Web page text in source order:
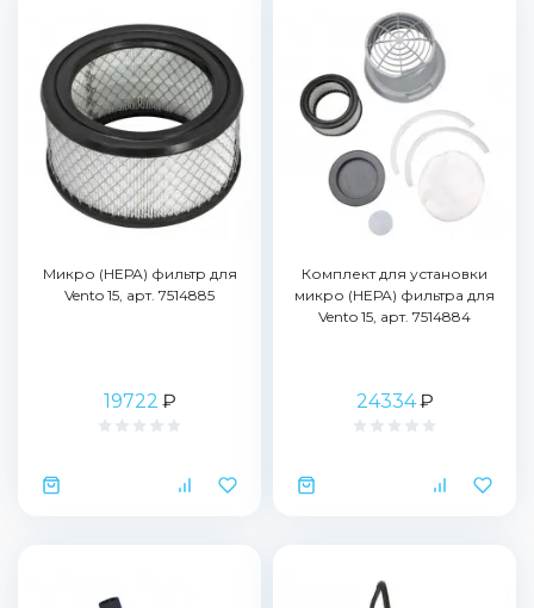
Микро (НЕРА) фильтр для
Vento 15, арт. 7514885
19722 ₽
Комплект для установки
микро (НЕРА) фильтра для
Vento 15, арт. 7514884
24334₽